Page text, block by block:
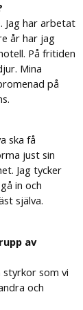
Jag har arbetat
år har jag
På fritiden
Mina
på
ska få
just sin
Jag tycker
in och
själva.
av
styrkor som vi
och